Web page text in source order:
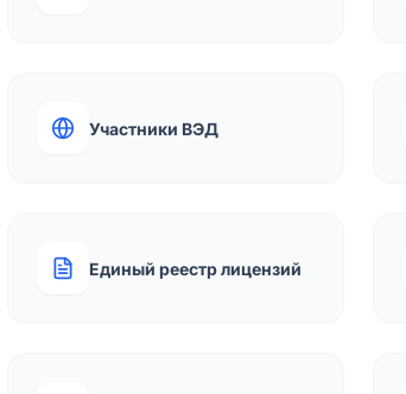
Участники ВЭД
Единый реестр лицензий